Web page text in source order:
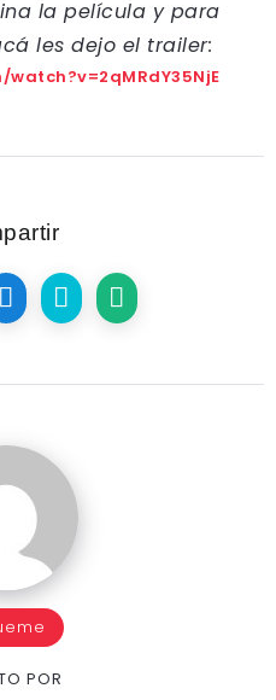
la película y para
les dejo el trailer:
POR